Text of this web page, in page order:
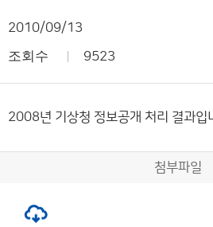
2010/09/13
조회수 9523
2008년 기상청 정보공개 처리 결과입
첨부파일